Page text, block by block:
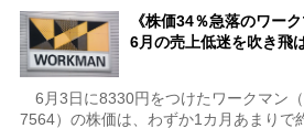
《株価34％急落のワー
6月の売上低迷を吹き飛
6月3日に8330円をつけたワークマン（
7564）の株価は、わずか1カ月あまりで